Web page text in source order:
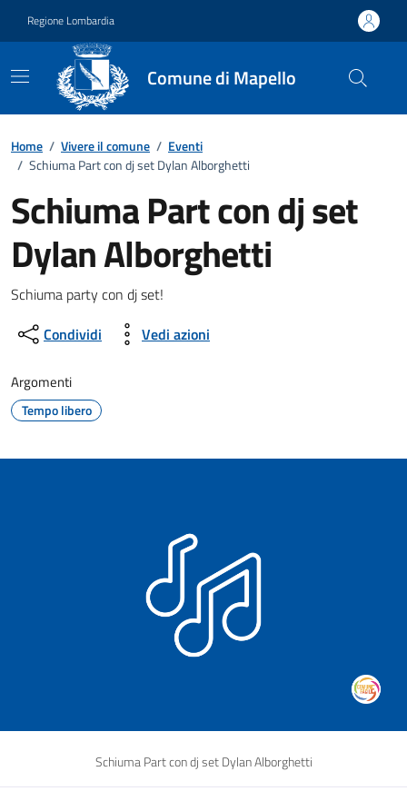
Regione Lombardia
Comune di Mapello
Home / Vivere il comune / Eventi
/ Schiuma Part con dj set Dylan Alborghetti
Schiuma Part con dj set
Dylan Alborghetti
Dettagli della notizia
Schiuma party con dj set!
Condividi
Vedi azioni
Argomenti
Tempo libero
Schiuma Part con dj set Dylan Alborghetti